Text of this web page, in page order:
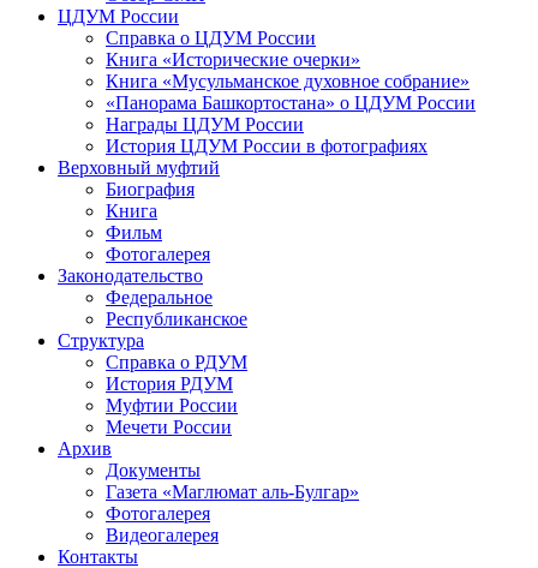
ЦДУМ России
Справка о ЦДУМ России
Книга «Исторические очерки»
Книга «Мусульманское духовное собрание»
«Панорама Башкортостана» о ЦДУМ России
Награды ЦДУМ России
История ЦДУМ России в фотографиях
Верховный муфтий
Биография
Книга
Фильм
Фотогалерея
Законодательство
Федеральное
Республиканское
Структура
Справка о РДУМ
История РДУМ
Муфтии России
Мечети России
Архив
Документы
Газета «Маглюмат аль-Булгар»
Фотогалерея
Видеогалерея
Контакты